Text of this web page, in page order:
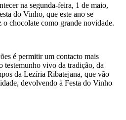
na segunda-feira, 1 de maio,
do Vinho, que este ano se
o chocolate como grande novidade.
é permitir um contacto mais
testemunho vivo da tradição, da
da Lezíria Ribatejana, que vão
devolvendo à Festa do Vinho